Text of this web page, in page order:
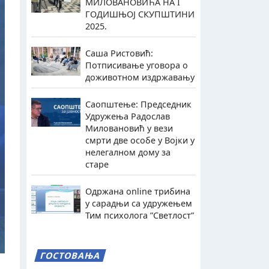
ГОДИШЊОЈ СКУПШТИНИ
2025.
Саша Ристовић:
Потписивање уговора о
доживотном издржавању
Саопштење: Председник
Удружења Радослав
Миловановић у вези
смрти две особе у Војки у
нелегалном дому за
старе
Одржана online трибина
у сарадњи са удружењем
Тим психолога ”Светлост”
ГОСТОВАЊА